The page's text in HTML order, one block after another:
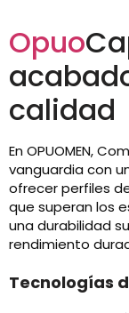
Opuo
calidad
En OPUOMEN,
vanguardia con
ofrecer perfiles
que superan los
una durabilidad
rendimiento
Tecnologías